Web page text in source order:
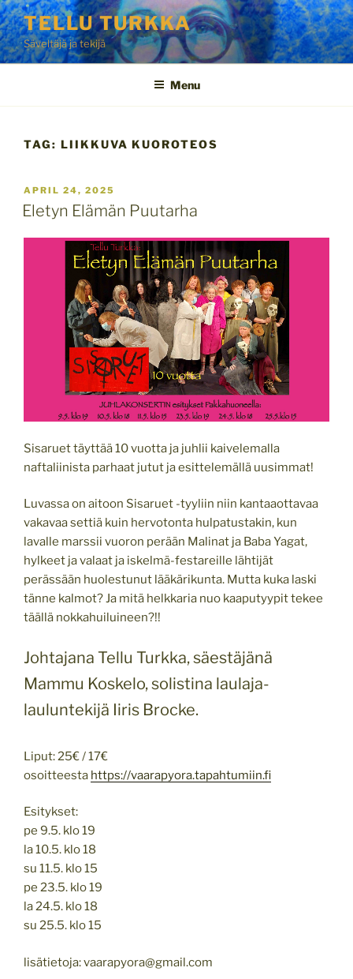
Skip
to
content
TELLU TURKKA
Säveltäjä ja tekijä
Menu
TAG: LIIKKUVA KUOROTEOS
POSTED
ON
APRIL 24, 2025
Eletyn Elämän Puutarha
Sisaruet täyttää 10 vuotta ja juhlii kaivelemalla
naftaliinista parhaat jutut ja esittelemällä uusimmat!
Luvassa on aitoon Sisaruet -tyyliin niin kantaaottavaa
vakavaa settiä kuin hervotonta hulpatustakin, kun
lavalle marssii vuoron perään Malinat ja Baba Yagat,
hylkeet ja valaat ja iskelmä-festareille lähtijät
perässään huolestunut lääkärikunta. Mutta kuka laski
tänne kalmot? Ja mitä helkkaria nuo kaaputyypit tekee
täällä nokkahuiluineen?!!
Johtajana Tellu Turkka, säestäjänä
Mammu Koskelo, solistina laulaja-
lauluntekijä Iiris Brocke.
Liput: 25€ / 17€
osoitteesta https://vaarapyora.tapahtumiin.fi
Esitykset:
pe 9.5. klo 19
la 10.5. klo 18
su 11.5. klo 15
pe 23.5. klo 19
la 24.5. klo 18
su 25.5. klo 15
lisätietoja: vaarapyora@gmail.com